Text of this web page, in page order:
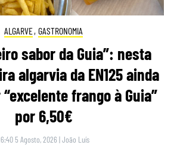
ALGARVE, GASTRONOMIA
sabor da Guia”: nesta
algarvia da EN125 ainda
frango à Guia”
por 6,50€
5 Agosto, 2026 |João Luís